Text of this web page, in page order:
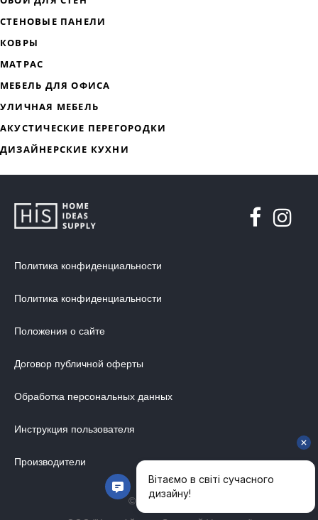
ДИЗАЙНЕРСКАЯ МЕБЕЛЬ
МЯГКАЯ МЕБЕЛЬ
ХРАНЕНИЕ
ДИЗАЙНЕРСКИЕ СТОЛЫ
СТУЛЬЯ
МЕБЕЛЬ В ДЕТСКУЮ
ОБОИ ДЛЯ СТЕН
СТЕНОВЫЕ ПАНЕЛИ
МАТРАС
МЕБЕЛЬ ДЛЯ ОФИСА
УЛИЧНАЯ МЕБЕЛЬ
АКУСТИЧЕСКИЕ ПЕРЕГОРОДКИ
Политика конфиденциальности
Политика конфиденциальности
Положения о сайте
Договор публичной оферты
Обработка персональных данных
Инструкция пользователя
Производители
© 2014-2026